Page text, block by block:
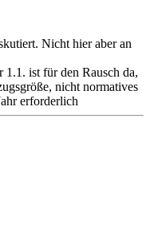
Nicht hier aber an
1.1. ist für den Rausch da,
nicht normatives
erforderlich